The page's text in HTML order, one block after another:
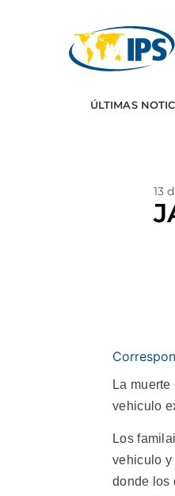
ÚLTIMAS
13
La
vehiculo
Los
vehiculo y
donde los